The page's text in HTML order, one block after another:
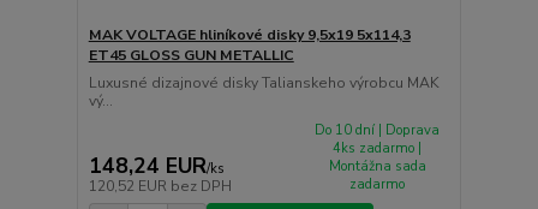
MAK VOLTAGE hliníkové disky 9,5x19 5x114,3
ET45 GLOSS GUN METALLIC
Luxusné dizajnové disky Talianskeho výrobcu MAK
vý...
148,24 EUR/ks
120,52 EUR bez DPH
Do 10 dní | Doprava
4ks zadarmo |
Montážna sada
zadarmo